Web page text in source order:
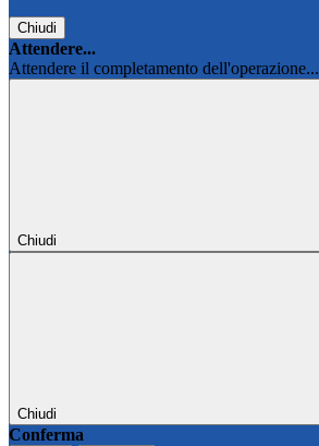
Chiudi
Attendere...
Attendere il completamento dell'operazione...
Chiudi
Chiudi
Conferma